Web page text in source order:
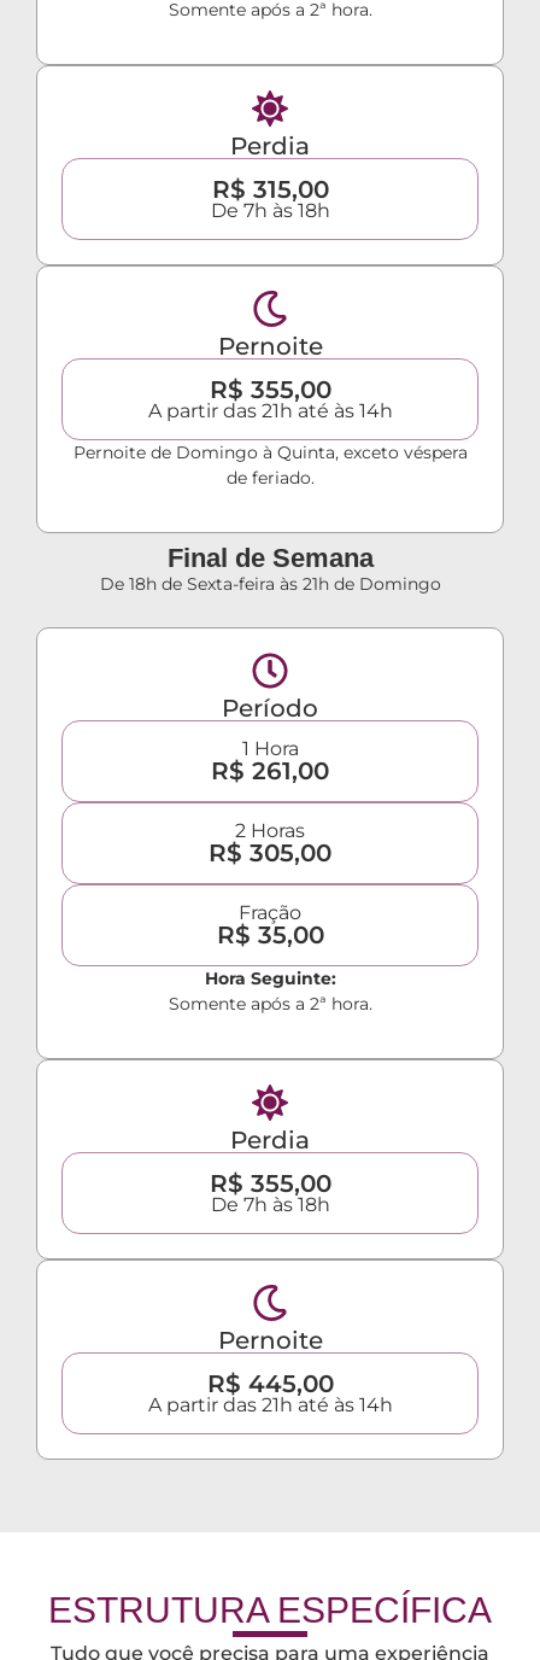
Somente após a 2ª hora.
Perdia
R$ 315,00
De 7h às 18h
Pernoite
R$ 355,00
A partir das 21h até às 14h
Pernoite de Domingo à Quinta, exceto véspera
de feriado.
Final de Semana
De 18h de Sexta-feira às 21h de Domingo
Período
1 Hora
R$ 261,00
2 Horas
R$ 305,00
Fração
R$ 35,00
Hora Seguinte:
Somente após a 2ª hora.
Perdia
R$ 355,00
De 7h às 18h
Pernoite
R$ 445,00
A partir das 21h até às 14h
ESTRUTURA ESPECÍFICA
Tudo que você precisa para uma experiência